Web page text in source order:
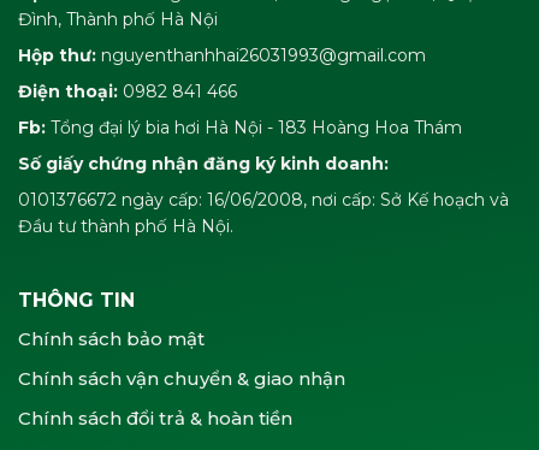
Đình, Thành phố Hà Nội
Hộp thư: nguyenthanhhai26031993@gmail.com
Điện thoại: 0982 841 466
Fb: Tổng đại lý bia hơi Hà Nội - 183 Hoàng Hoa Thám
Số giấy chứng nhận đăng ký kinh doanh:
0101376672 ngày cấp: 16/06/2008, nơi cấp: Sở Kế hoạch và
Đầu tư thành phố Hà Nội.
THÔNG TIN
Chính sách bảo mật
Chính sách vận chuyển & giao nhận
Chính sách đổi trả & hoàn tiền